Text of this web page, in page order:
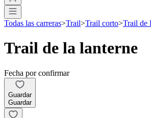
Todas las carreras>Trail>Trail corto>Trail de
Trail de la lanterne
Fecha por confirmar
Guardar
Guardar